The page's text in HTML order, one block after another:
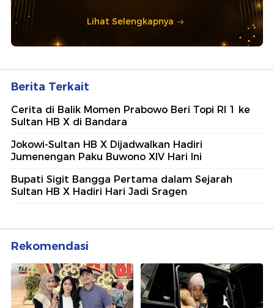
Lihat Selengkapnya
Berita Terkait
Cerita di Balik Momen Prabowo Beri Topi RI 1 ke
Sultan HB X di Bandara
Jokowi-Sultan HB X Dijadwalkan Hadiri
Jumenengan Paku Buwono XIV Hari Ini
Bupati Sigit Bangga Pertama dalam Sejarah
Sultan HB X Hadiri Hari Jadi Sragen
Rekomendasi